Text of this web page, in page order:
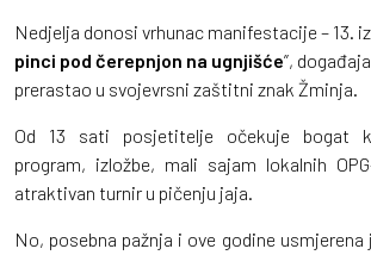
Nedjelja donosi vrhunac manifestacije – 13.
pinci pod čerepnjon na ugnjišće”,
prerastao u svojevrsni zaštitni znak Žminja.
Od 13 sati posjetitelje očekuje bogat
program, izložbe, mali sajam lokalnih
atraktivan turnir u pičenju jaja.
No, posebna pažnja i ove godine usmjerena